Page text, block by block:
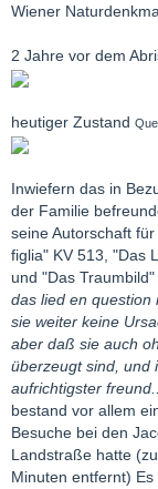
Wiener
2 Jahre vor dem
heutiger Zustand
Inwiefern das in
der Familie
seine Autorschaft
figlia" KV 513, "Das
und "Das Traumbild"
das lied en question
sie weiter keine
aber daß sie auch
überzeugt sind, und
aufrichtigster
bestand vor allem
Besuche bei den
Landstraße hatte
Minuten entfernt)